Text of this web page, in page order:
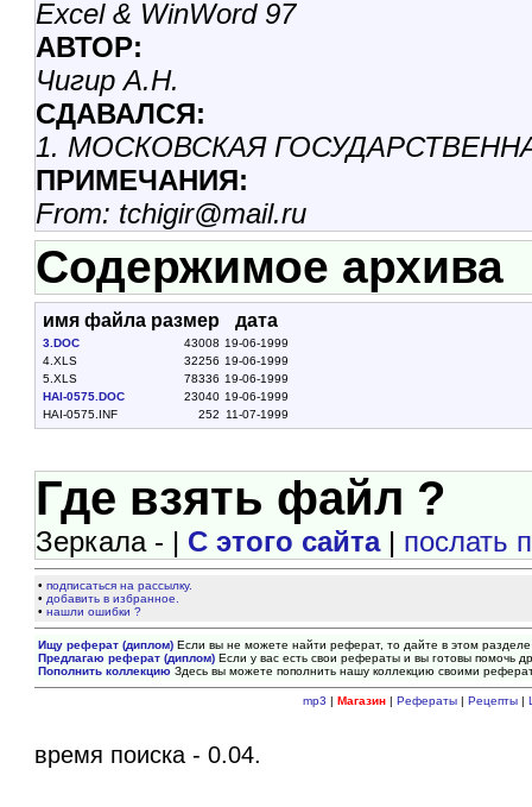
Excel & WinWord 97
АВТОР:
Чигир А.Н.
СДАВАЛСЯ:
1. МОСКОВСКАЯ
ПРИМЕЧАНИЯ:
From: tchigir@mail.ru
Содержимое архива
имя файла размер дата
3.DOC 43008 19-06-1999
4.XLS
32256 19-06-1999
5.XLS
78336 19-06-1999
HAI-0575.DOC
23040 19-06-1999
HAI-0575.INF
252 11-07-1999
Где взять файл ?
Зеркала - | С этого сайта| послать
•подписаться на рассылку.
• добавить в избранное.
•нашли ошибки ?
Ищу реферат (диплом) Если вы не можете найти реферат, то дайте в этом
Предлагаю реферат (диплом) Если у вас есть свои рефераты и вы готовы помочь
Пополнить коллекцию Здесь вы можете пополнить нашу коллекцию своими
mp3 | Магазин| Рефераты| Рецепты|
время поиска - 0.04.